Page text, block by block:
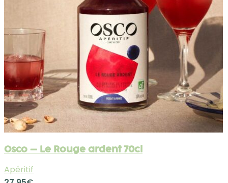
Osco – Le Rouge ardent 70cl
Apéritif